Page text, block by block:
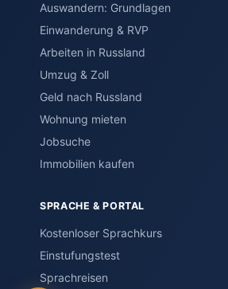
Auswandern: Grundlagen
Einwanderung & RVP
Arbeiten in Russland
Umzug & Zoll
Geld nach Russland
Wohnung mieten
Jobsuche
Immobilien kaufen
SPRACHE & PORTAL
Kostenloser Sprachkurs
Einstufungstest
Sprachreisen